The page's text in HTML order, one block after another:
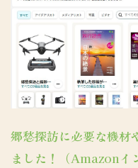
郷愁探訪に必要な機材
ました！（Amazonイ